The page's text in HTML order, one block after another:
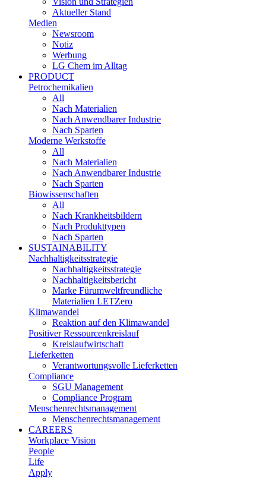
Aktueller Stand
Medien
Newsroom
Notiz
Werbung
LG Chem im Alltag
PRODUCT
Petrochemikalien
All
Nach Materialien
Nach Anwendbarer Industrie
Nach Sparten
Moderne Werkstoffe
All
Nach Materialien
Nach Anwendbarer Industrie
Nach Sparten
Biowissenschaften
All
Nach Krankheitsbildern
Nach Produkttypen
Nach Sparten
SUSTAINABILITY
Nachhaltigkeitsstrategie
Nachhaltigkeitsstrategie
Nachhaltigkeitsbericht​
Marke Fürumweltfreundliche
Materialien LETZero
Klimawandel
Reaktion auf den Klimawandel
Positiver Ressourcenkreislauf
Kreislaufwirtschaft
Lieferketten
Verantwortungsvolle Lieferketten
Compliance
SGU Management
Compliance Program
Menschenrechtsmanagement
Menschenrechtsmanagement
CAREERS
Workplace Vision
People
Life
Apply